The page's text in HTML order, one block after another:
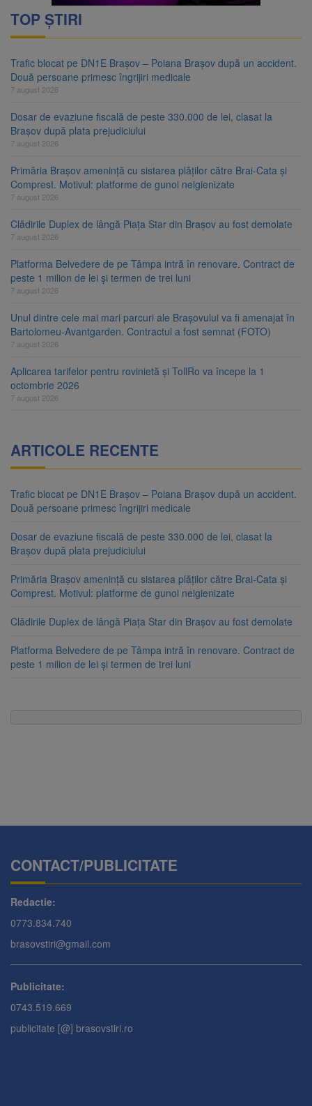
TOP ȘTIRI
Trafic blocat pe DN1E Brașov – Poiana Brașov după un accident.
Două persoane primesc îngrijiri medicale
7 august 2026
Dosar de evaziune fiscală de peste 330.000 de lei, clasat la
Brașov după plata prejudiciului
7 august 2026
Primăria Brașov amenință cu sistarea plăților către Brai-Cata și
Comprest. Motivul: platforme de gunoi neigienizate
7 august 2026
Clădirile Duplex de lângă Piața Star din Brașov au fost demolate
7 august 2026
Platforma Belvedere de pe Tâmpa intră în renovare. Contract de
peste 1 milion de lei și termen de trei luni
7 august 2026
Unul dintre cele mai mari parcuri ale Brașovului va fi amenajat în
Bartolomeu-Avantgarden. Contractul a fost semnat (FOTO)
7 august 2026
Aplicarea tarifelor pentru rovinietă și TollRo va începe la 1
octombrie 2026
7 august 2026
ARTICOLE RECENTE
Trafic blocat pe DN1E Brașov – Poiana Brașov după un accident.
Două persoane primesc îngrijiri medicale
Dosar de evaziune fiscală de peste 330.000 de lei, clasat la
Brașov după plata prejudiciului
Primăria Brașov amenință cu sistarea plăților către Brai-Cata și
Comprest. Motivul: platforme de gunoi neigienizate
Clădirile Duplex de lângă Piața Star din Brașov au fost demolate
Platforma Belvedere de pe Tâmpa intră în renovare. Contract de
peste 1 milion de lei și termen de trei luni
CONTACT/PUBLICITATE
Redactie:
0773.834.740
brasovstiri@gmail.com
Publicitate:
0743.519.669
publicitate [@] brasovstiri.ro